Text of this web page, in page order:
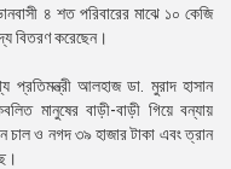
৪ শত পরিবারের মাঝে ১০ কেজি
বিতরণ করেছেন।
প্রতিমন্ত্রী আলহাজ ডা. মুরাদ হাসান
মানুষের বাড়ী-বাড়ী গিয়ে বন্যায়
চাল ও নগদ ৩৯ হাজার টাকা এবং ত্রান